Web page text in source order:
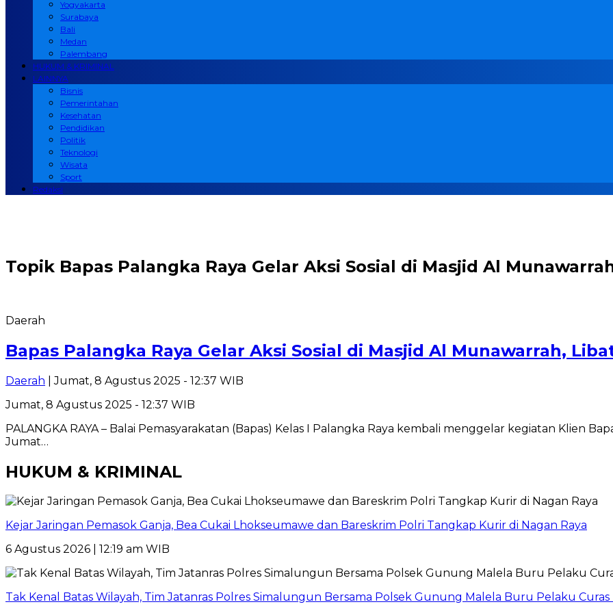
Yogyakarta
Surabaya
Bali
Medan
Palembang
HUKUM & KRIMINAL
LAINNYA
Bisnis
Pemerintahan
Kesehatan
Pendidikan
Politik
Teknologi
Wisata
Sport
Redaksi
Topik Bapas Palangka Raya Gelar Aksi Sosial di Masjid Al
Daerah
Bapas Palangka Raya Gelar Aksi Sosial di Masjid Al Munawarrah,
Daerah | Jumat, 8 Agustus 2025 - 12:37 WIB
Jumat, 8 Agustus 2025 - 12:37 WIB
PALANGKA RAYA – Balai Pemasyarakatan (Bapas) Kelas I Palangka Raya kembali menggelar kegiatan Klien
Jumat…
HUKUM & KRIMINAL
Kejar Jaringan Pemasok Ganja, Bea Cukai Lhokseumawe dan Bareskrim Polri Tangkap Kurir di Nagan Raya
6 Agustus 2026 | 12:19 am WIB
Tak Kenal Batas Wilayah, Tim Jatanras Polres Simalungun Bersama Polsek Gunung Malela Buru Pelaku